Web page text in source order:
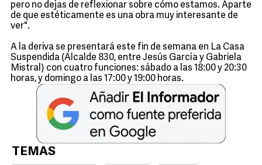
pero no dejas de reflexionar sobre cómo estamos. Aparte
de que estéticamente es una obra muy interesante de
ver".
A la deriva se presentará este fin de semana en La Casa
Suspendida (Alcalde 830, entre Jesús García y Gabriela
Mistral) con cuatro funciones: sábado a las 18:00 y 20:30
horas, y domingo a las 17:00 y 19:00 horas.
TEMAS